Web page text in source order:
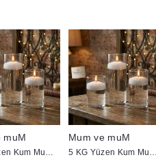
muM
1 KG Yüzen Kum Mum ( İnci Tozu Mum )
Mum ve muM
5 KG Yüzen Kum Mum (